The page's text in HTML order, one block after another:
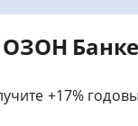
Банке
+17%